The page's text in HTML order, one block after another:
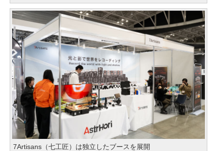
7Artisans（七工匠）は独立したブースを展開